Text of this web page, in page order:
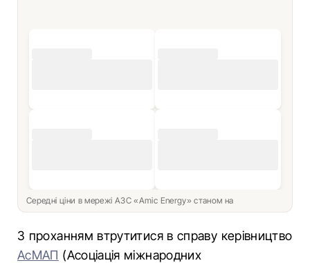
Середні ціни в мережі АЗС «Amic Energy» станом на
З проханням втрутитися в справу керівництво
АсМАП (Асоціація міжнародних